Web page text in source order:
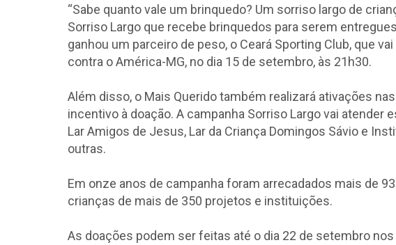
“Sabe quanto vale um brinquedo? Um sorriso largo de
Sorriso Largo que recebe brinquedos para serem
ganhou um parceiro de peso, o Ceará Sporting Club, que
contra o América-MG, no dia 15 de setembro, às 21h30.
Além disso, o Mais Querido também realizará ativações
incentivo à doação. A campanha Sorriso Largo vai atender
Lar Amigos de Jesus, Lar da Criança Domingos Sávio e
outras.
Em onze anos de campanha foram arrecadados mais de
crianças de mais de 350 projetos e instituições.
As doações podem ser feitas até o dia 22 de setembro